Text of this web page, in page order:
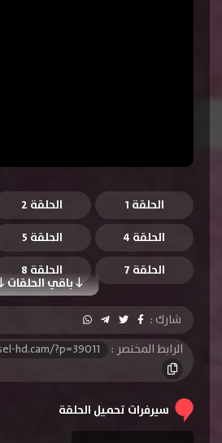
الحلقة 1 الحلقة 2
الحلقة 4
الحلقة 5
باقي الحلقات
الحلقة 7 الحلقة 8
الحلقة 10
الحلقة 11
الحلقة 13
الحلقة 14
شارك :
الرابط المختصر :
hd.cam/?p=39011
سيرفرات تحميل الحلقة